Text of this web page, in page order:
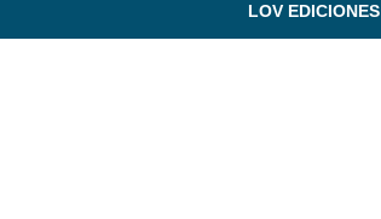
LOV EDICIONES